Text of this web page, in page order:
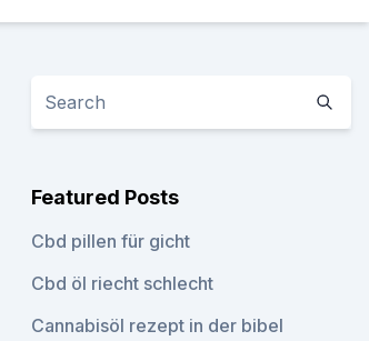
Featured Posts
Cbd pillen für gicht
Cbd öl riecht schlecht
Cannabisöl rezept in der bibel